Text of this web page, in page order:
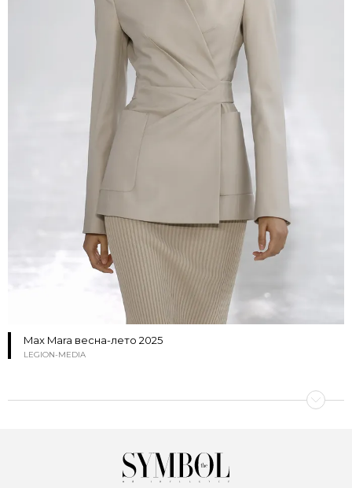
Max Mara весна-лето 2025
LEGION-MEDIA